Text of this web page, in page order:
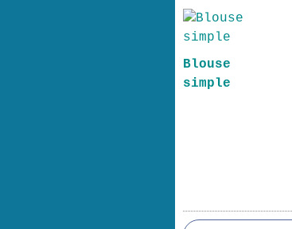
Blouse
simple